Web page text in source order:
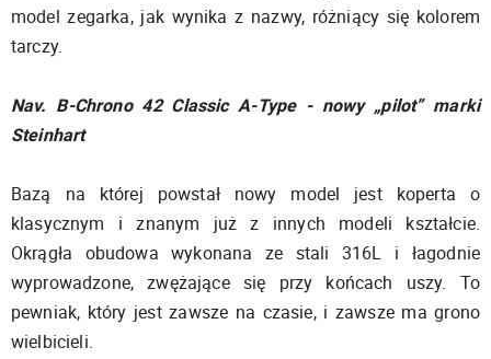
model zegarka, jak wynika z nazwy, różniący się kolorem
tarczy.
Nav. B-Chrono 42 Classic A-Type - nowy „pilot” marki
Steinhart
Bazą na której powstał nowy model jest koperta o
klasycznym i znanym już z innych modeli kształcie.
Okrągła obudowa wykonana ze stali 316L i łagodnie
wyprowadzone, zwężające się przy końcach uszy. To
pewniak, który jest zawsze na czasie, i zawsze ma grono
wielbicieli.